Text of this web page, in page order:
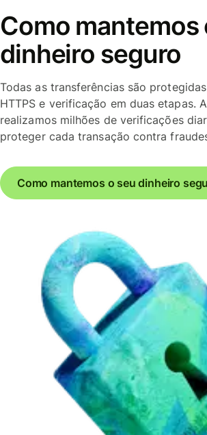
Como mantemos
dinheiro seguro
Todas as transferências são
HTTPS e verificação em duas etapas.
realizamos milhões de verificações
proteger cada transação contra
Como mantemos o seu dinheiro